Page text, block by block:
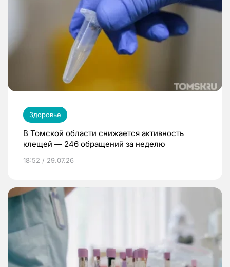
Здоровье
В Томской области снижается активность
клещей — 246 обращений за неделю
18:52 / 29.07.26